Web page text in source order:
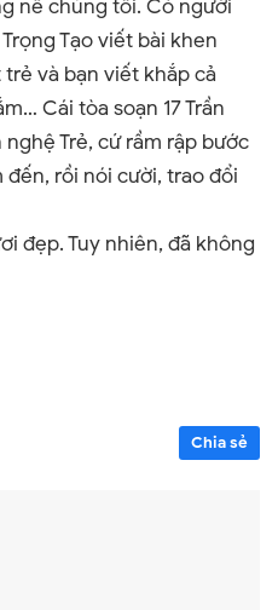
nể chúng tôi. Có người
Tạo viết bài khen
và bạn viết khắp cả
Cái tòa soạn 17 Trần
Trẻ, cứ rầm rập bước
rồi nói cười, trao đổi
đẹp. Tuy nhiên, đã không
Chia sẻ